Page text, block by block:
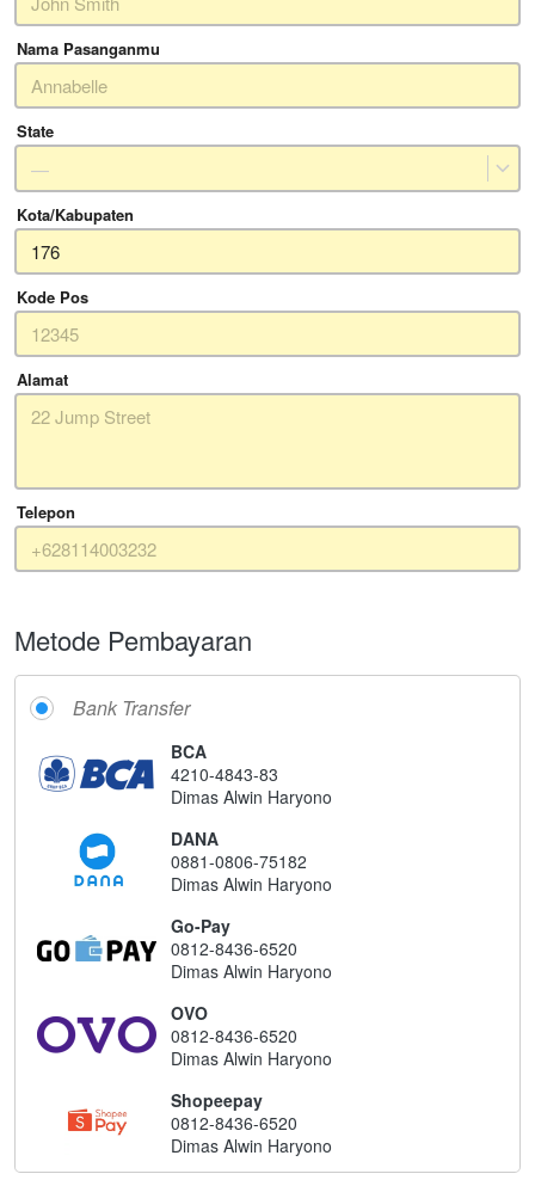
Nama Pasanganmu
State
—
Kota/Kabupaten
Kode Pos
Alamat
Telepon
Metode Pembayaran
Bank Transfer
BCA
4210-4843-83
Dimas Alwin Haryono
DANA
0881-0806-75182
Dimas Alwin Haryono
Go-Pay
0812-8436-6520
Dimas Alwin Haryono
OVO
0812-8436-6520
Dimas Alwin Haryono
Shopeepay
0812-8436-6520
Dimas Alwin Haryono